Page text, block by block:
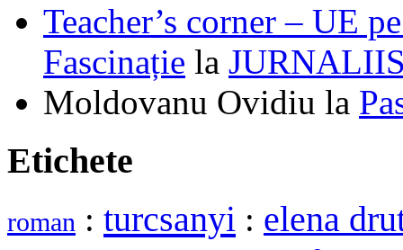
Teacher’s corner – UE
Fascinație la
Moldovanu Ovidiu la
Etichete
roman : turcsanyi : elena